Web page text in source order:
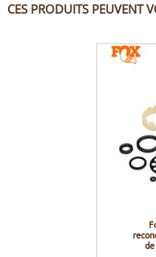
CES PRODUITS PEUVENT